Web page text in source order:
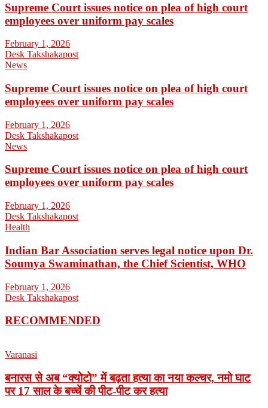
Supreme Court issues notice on plea of high court
employees over uniform pay scales
February 1, 2026
Desk Takshakapost
News
Supreme Court issues notice on plea of high court
employees over uniform pay scales
February 1, 2026
Desk Takshakapost
News
Supreme Court issues notice on plea of high court
employees over uniform pay scales
February 1, 2026
Desk Takshakapost
Health
Indian Bar Association serves legal notice upon Dr.
Soumya Swaminathan, the Chief Scientist, WHO
February 1, 2026
Desk Takshakapost
RECOMMENDED
Varanasi
बनारस से अब “क्योटो” में बढ़ता हत्या का नया कल्चर, नमो घाट
पर 17 साल के बच्चें की पीट-पीट कर हत्या